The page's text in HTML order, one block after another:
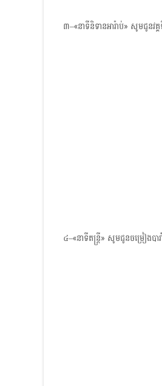
៣–«នាទីនិទានអារ៉ាប់​» សូមជូ
៤–«នាទីតន្ត្រី» សូមជូនចម្រៀ